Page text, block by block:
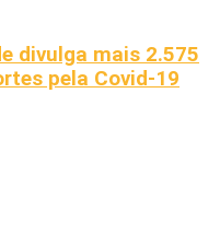
divulga mais 2.575
pela Covid-19